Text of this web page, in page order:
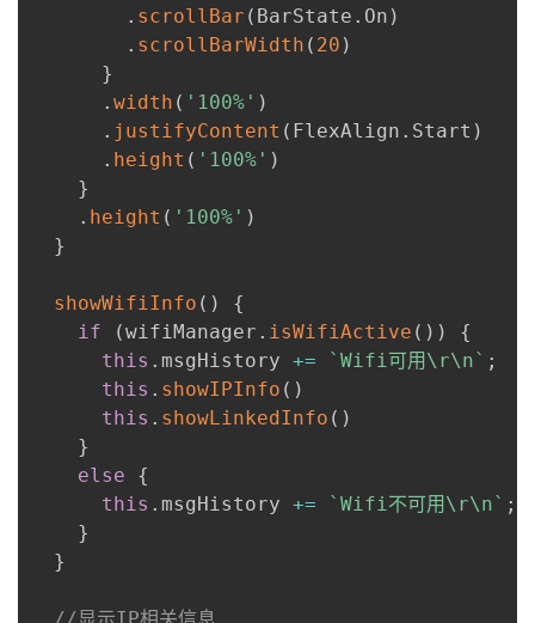
. scrollBar ( BarState . On )
. scrollBarWidth ( 20 )
}
. width ( '100%' )
. justifyContent ( FlexAlign . Start )
. height ( '100%' )
}
. height ( '100%' )
}
showWifiInfo ( )
{
if
(wifiManager . isWifiActive ( ) )
{
this . msgHistory += ` Wifi可用\r\n` ;
this . showIPInfo ( )
this . showLinkedInfo ( )
}
else
{
this . msgHistory += ` Wifi不可用\r\n` ;
}
}